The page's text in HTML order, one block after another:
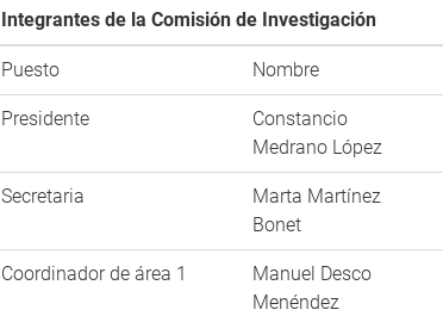
Integrantes de la Comisión de Investigación
Puesto Nombre
Presidente
Constancio
Medrano López
Secretaria
Marta Martínez
Bonet
Coordinador de área 1
Manuel Desco
Menéndez